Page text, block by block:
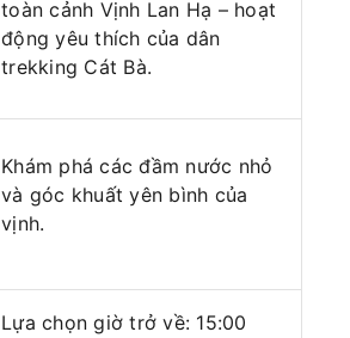
toàn cảnh Vịnh Lan Hạ – hoạt
động yêu thích của dân
trekking Cát Bà.
Khám phá các đầm nước nhỏ
và góc khuất yên bình của
vịnh.
Lựa chọn giờ trở về: 15:00